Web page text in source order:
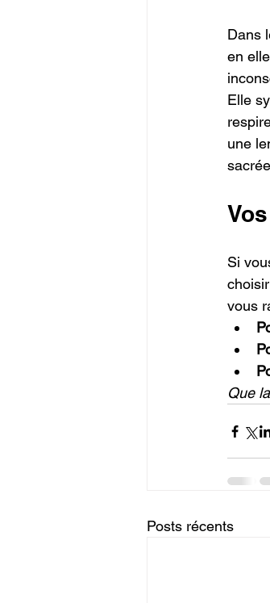
Dans
en
Elle
une
Si
vous
Que
Posts récents